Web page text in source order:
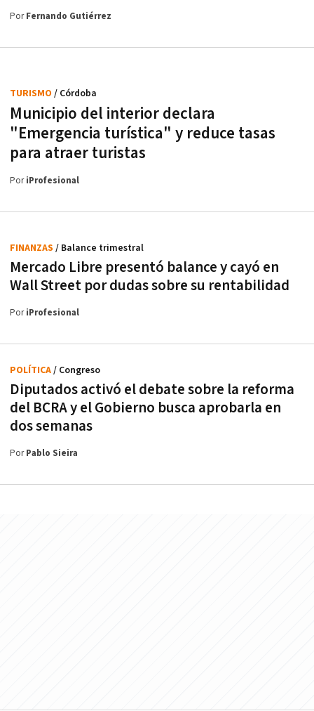
PorFernando Gutiérrez
Municipio del interior declara
"Emergencia turística" y reduce tasas
para atraer turistas
TURISMO / Córdoba
PoriProfesional
Mercado Libre presentó balance y cayó en
Wall Street por dudas sobre su rentabilidad
FINANZAS / Balance trimestral
PoriProfesional
Diputados activó el debate sobre la reforma
del BCRA y el Gobierno busca aprobarla en
dos semanas
POLÍTICA/ Congreso
PorPablo Sieira